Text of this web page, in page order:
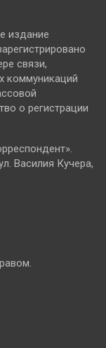
издание
связи,
коммуникаций
о регистрации
Василия Кучера,